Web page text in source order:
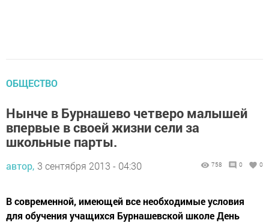
ОБЩЕСТВО
Нынче в Бурнашево четверо малышей
впервые в своей жизни сели за
школьные парты.
автор, 3 сентября 2013 - 04:30 758 0 0
В современной, имеющей все необходимые условия
для обучения учащихся Бурнашевской школе День